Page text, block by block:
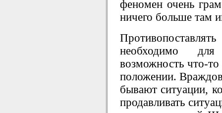
феномен очень
ничего больше там
необходимо
возможность что-
положении.
бывают ситуации,
продавливать